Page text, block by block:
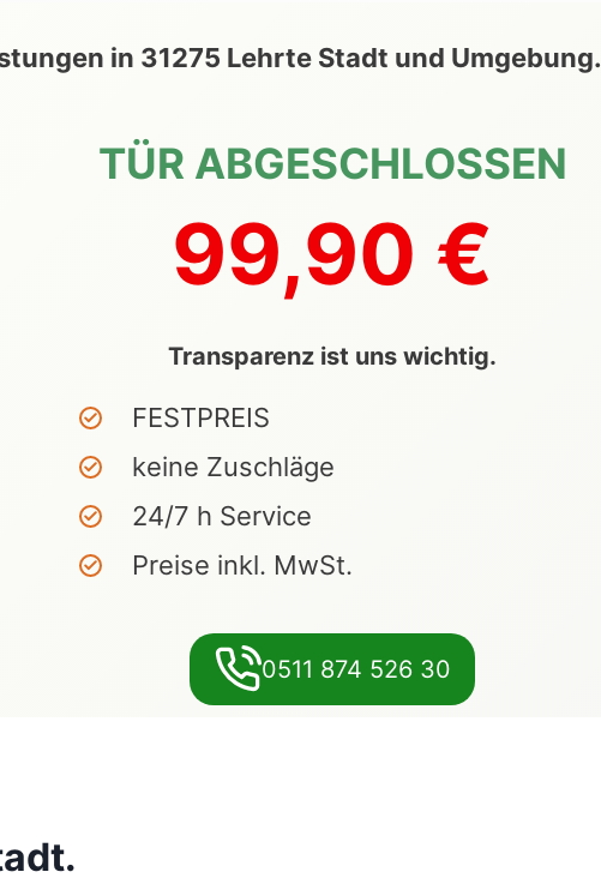
in 31275 Lehrte Stadt und Umgebung.
TÜR ABGESCHLOSSEN
99,90 €
Transparenz ist uns wichtig.
FESTPREIS
keine Zuschläge
24/7 h Service
Preise inkl. MwSt.
0511 874 526 30